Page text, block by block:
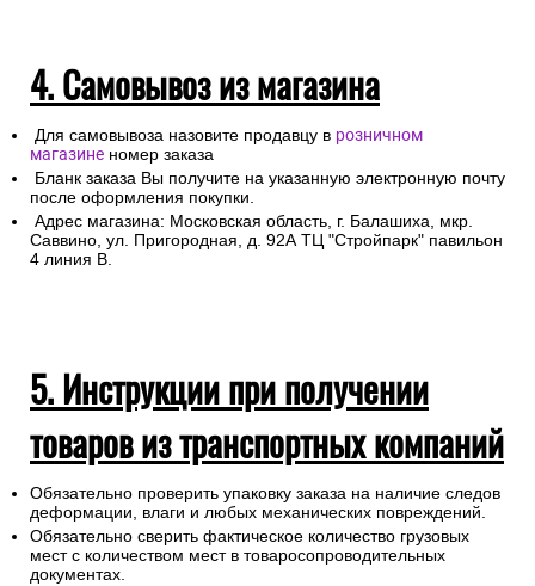
4. Самовывоз из магазина
Для самовывоза назовите продавцу в розничном
магазине номер заказа
Бланк заказа Вы получите на указанную электронную почту
после оформления покупки.
Адрес магазина: Московская область, г. Балашиха, мкр.
Саввино, ул. Пригородная, д. 92А ТЦ "Стройпарк" павильон
4 линия В.
5. Инструкции при получении
товаров из транспортных компаний
Обязательно проверить упаковку заказа на наличие следов
деформации, влаги и любых механических повреждений.
Обязательно сверить фактическое количество грузовых
мест с количеством мест в товаросопроводительных
документах.